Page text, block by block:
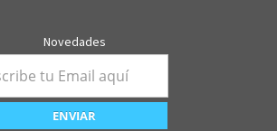
Novedades